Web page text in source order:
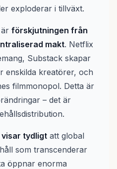
exploderar i tillväxt.
förskjutningen från
makt. Netflix
Substack skapar
enskilda kreatörer, och
filmmonopol. Detta är
– det är
tydligt att global
som transcenderar
öppnar enorma